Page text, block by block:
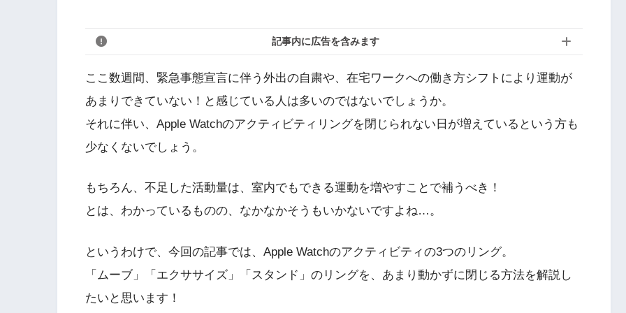
記事内に広告を含みます
ここ数週間、緊急事態宣言に伴う外出の自粛や、在宅ワークへの働き方シフトにより運動が
あまりできていない！と感じている人は多いのではないでしょうか。
それに伴い、Apple Watchのアクティビティリングを閉じられない日が増えているという方も
少なくないでしょう。
もちろん、不足した活動量は、室内でもできる運動を増やすことで補うべき！
とは、わかっているものの、なかなかそうもいかないですよね…。
というわけで、今回の記事では、Apple Watchのアクティビティの3つのリング。
「ムーブ」「エクササイズ」「スタンド」のリングを、あまり動かずに閉じる方法を解説し
たいと思います！